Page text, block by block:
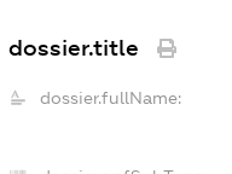
dossier.title
dossier.fullName: